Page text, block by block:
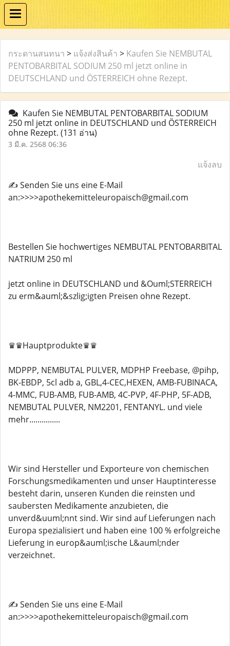
กระดานสนทนา > แจ้งส่งสินค้า > Kaufen Sie NEMBUTAL
PENTOBARBITAL SODIUM 250 ml jetzt online in
DEUTSCHLAND und ÖSTERREICH ohne Rezept.
Kaufen Sie NEMBUTAL PENTOBARBITAL SODIUM
250 ml jetzt online in DEUTSCHLAND und ÖSTERREICH
ohne Rezept. (131 อ่าน)
3 มี.ค. 2568 06:36
แจ้งลบ
✍️ Senden Sie uns eine E-Mail
an:>>>>apothekemitteleuropaisch@gmail.com
Bestellen Sie hochwertiges NEMBUTAL PENTOBARBITAL
NATRIUM 250 ml
jetzt online in DEUTSCHLAND und &Ouml;STERREICH
zu erm&auml;&szlig;igten Preisen ohne Rezept.
♛♛Hauptprodukte♛♛
MDPPP, NEMBUTAL PULVER, MDPHP Freebase, @pihp,
BK-EBDP, 5cl adb a, GBL,4-CEC,HEXEN, AMB-FUBINACA,
4-MMC, FUB-AMB, FUB-AMB, 4C-PVP, 4F-PHP, 5F-ADB,
NEMBUTAL PULVER, NM2201, FENTANYL. und viele
mehr...............
Wir sind Hersteller und Exporteure von chemischen
Forschungsmedikamenten und unser Hauptinteresse
besteht darin, unseren Kunden die reinsten und
saubersten Medikamente anzubieten, die
unverd&uuml;nnt sind. Wir sind auf Lieferungen nach
Europa spezialisiert und haben eine 100 % erfolgreiche
Lieferung in europ&auml;ische L&auml;nder
verzeichnet.
✍️ Senden Sie uns eine E-Mail
an:>>>>apothekemitteleuropaisch@gmail.com